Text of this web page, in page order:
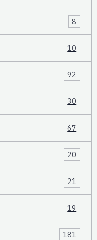
8
10
92
30
67
20
21
19
181